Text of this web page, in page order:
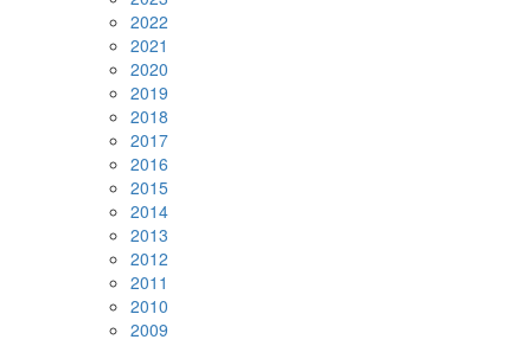
2022
2021
2020
2019
2018
2017
2016
2015
2014
2013
2012
2011
2010
2009